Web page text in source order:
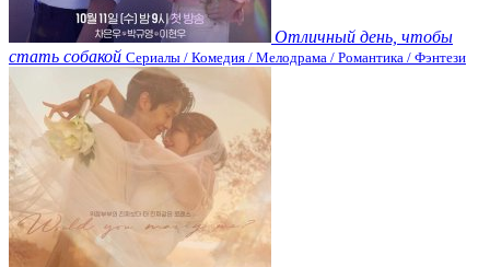
Отличный день, чтобы
стать собакой Сериалы / Комедия / Мелодрама / Романтика / Фэнтези